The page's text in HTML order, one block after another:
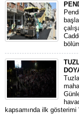
kapsamında ilk